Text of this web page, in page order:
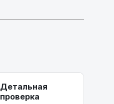
Детальная
проверка